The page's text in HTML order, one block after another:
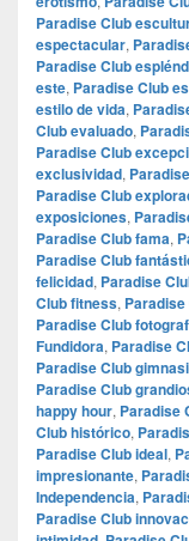
Paradise Club
espectacular,
Paradise Club
este, Paradise Club
estilo de vida,
Club evaluado,
Paradise Club
exclusividad,
Paradise Club
exposiciones,
Paradise Club fama,
Paradise Club
felicidad, Paradise
Club fitness,
Paradise Club
Fundidora, Paradise
Paradise Club
Paradise Club
happy hour, Paradise
Club histórico,
Paradise Club ideal,
impresionante,
Independencia,
Paradise Club